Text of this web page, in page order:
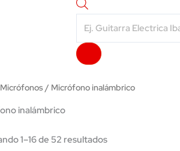
search
Micrófonos/ Micrófono inalámbrico
inalámbrico
1–16 de 52 resultados